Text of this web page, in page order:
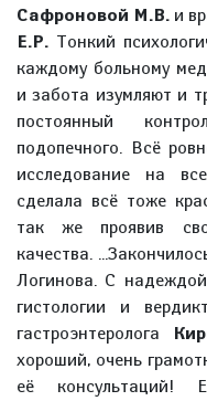
Сафроновой М.В. и
Е.Р. Тонкий
каждому больному
и забота изумляют и
постоянный
подопечного. Всё
исследование на
сделала всё тоже
так же проявив
качества.
Логинова. С
гистологии и
гастроэнтеролога
хороший, очень
её консультаций!